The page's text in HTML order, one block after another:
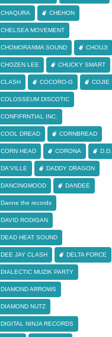
CHAQURA CHEHON
CHELSEA MOVEMENT
CHOMORANMA SOUND CHOUJI
CHOZEN LEE CHUCKY SMART
CLASH COCORO-G COJIE
COLOSSEUM DISCOTIC
CONFIFRNTIAL INC.
COOL DREAD CORNBREAD
CORN HEAD CORONA D.D.
DA'VILLE DADDY DRAGON
DANCINGMOOD DANDEE
Danne the records
DAVID RODIGAN
DEAD HEAT SOUND
DEE JAY CLASH DELTA FORCE
DIALECTIC MUZIK PARTY
DIAMOND ARROWS
DIAMOND NUTZ
DIGITAL NINJA RECORDS